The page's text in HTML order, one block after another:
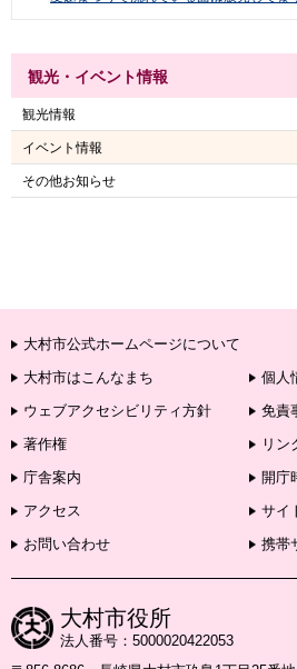
観光・イベント情報
観光情報
イベント情報
その他お知らせ
大村市公式ホームページについて
大村市はこんなまち
個人
ウェブアクセシビリティ方針
免責
著作権
リン
庁舎案内
開庁
アクセス
サイ
お問い合わせ
携帯
大村市役所
法人番号：5000020422053